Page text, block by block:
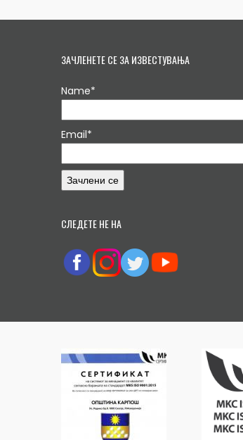
ЗАЧЛЕНЕТЕ СЕ ЗА ИЗВЕСТУВАЊА
Name*
Email*
СЛЕДЕТЕ НЕ НА